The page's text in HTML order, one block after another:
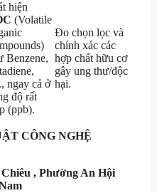
hiện
(Volatile
Benzene,
ngay cả ở
độ rất
(ppb).
Đo chọn lọc và
chính xác các
hợp chất hữu cơ
gây ung thư/độc
hại.
CÔNG NGHỆ
, Phường An Hội